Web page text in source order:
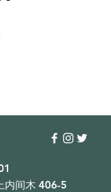
内间木 406-5